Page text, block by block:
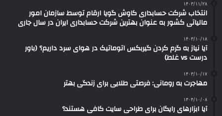
۱۴۰۳/۱۱/۲۸
انتخاب شرکت حسابداری کاوش گویا ارقام توسط سازمان امور
مالیاتی کشور به عنوان بهترین شرکت حسابداری ایران در سال جاری
۱۴۰۳/۱۰/۱۸
آیا نیاز به گرم کردن گیربکس اتوماتیک در هوای سرد داریم؟ (باور
درست vs غلط)
۱۴۰۳/۱۰/۱۷
مهاجرت به رومانی: فرصتی طلایی برای زندگی بهتر
۱۴۰۴/۱۰/۰۸
آیا ابزارهای رایگان برای طراحی سایت کافی هستند؟